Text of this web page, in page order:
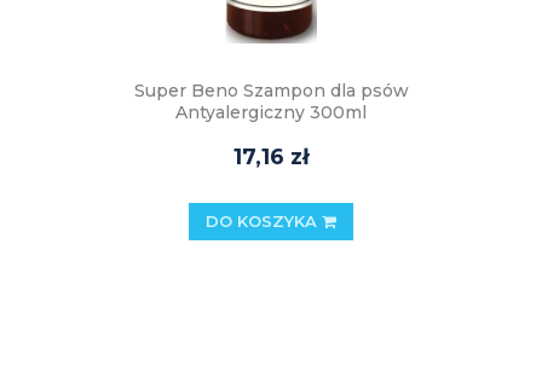
Super Beno Szampon dla psów
Antyalergiczny 300ml
17,16 zł
DO KOSZYKA